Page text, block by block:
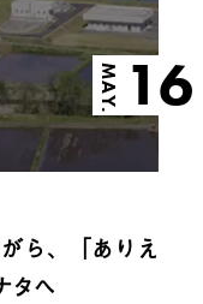
MAY. 16
ら、「ありえ
タへ